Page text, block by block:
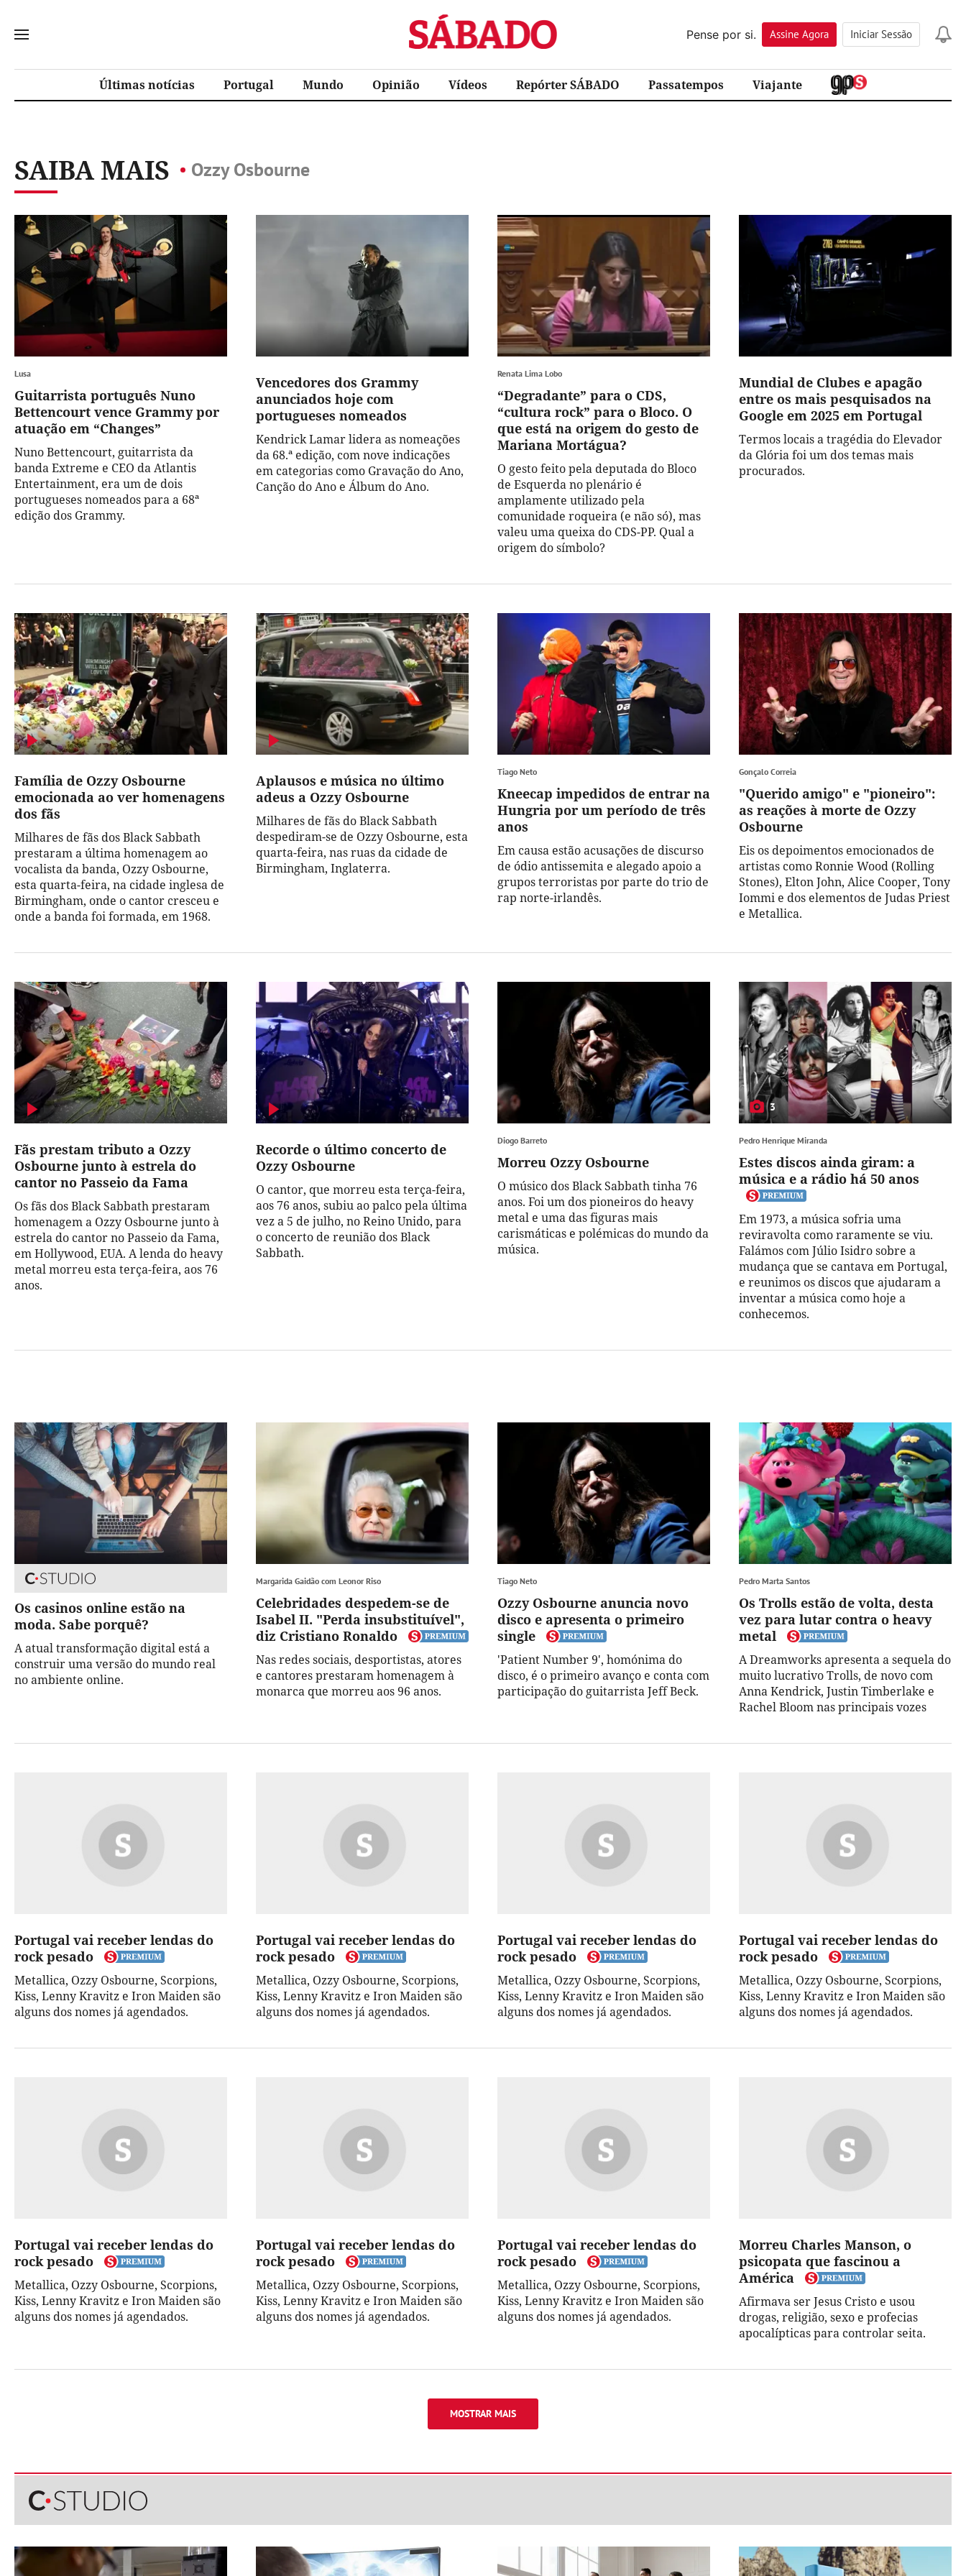
Sábado
Pense por si.
Assine Agora Iniciar Sessão
Últimas notícias Portugal Mundo Opinião Vídeos Repórter SÁBADO Passatempos Viajante
SAIBA MAIS Ozzy Osbourne
Lusa
Guitarrista português Nuno
Bettencourt vence Grammy por
atuação em “Changes”
Nuno Bettencourt, guitarrista da
banda Extreme e CEO da Atlantis
Entertainment, era um de dois
portugueses nomeados para a 68ª
edição dos Grammy.
Vencedores dos Grammy
anunciados hoje com
portugueses nomeados
Kendrick Lamar lidera as nomeações
da 68.ª edição, com nove indicações
em categorias como Gravação do Ano,
Canção do Ano e Álbum do Ano.
Renata Lima Lobo
“Degradante” para o CDS,
“cultura rock” para o Bloco. O
que está na origem do gesto de
Mariana Mortágua?
O gesto feito pela deputada do Bloco
de Esquerda no plenário é
amplamente utilizado pela
comunidade roqueira (e não só), mas
valeu uma queixa do CDS-PP. Qual a
origem do símbolo?
Mundial de Clubes e apagão
entre os mais pesquisados na
Google em 2025 em Portugal
Termos locais a tragédia do Elevador
da Glória foi um dos temas mais
procurados.
Família de Ozzy Osbourne
emocionada ao ver homenagens
dos fãs
Milhares de fãs dos Black Sabbath
prestaram a última homenagem ao
vocalista da banda, Ozzy Osbourne,
esta quarta-feira, na cidade inglesa de
Birmingham, onde o cantor cresceu e
onde a banda foi formada, em 1968.
Aplausos e música no último
adeus a Ozzy Osbourne
Milhares de fãs do Black Sabbath
despediram-se de Ozzy Osbourne, esta
quarta-feira, nas ruas da cidade de
Birmingham, Inglaterra.
Tiago Neto
Kneecap impedidos de entrar na
Hungria por um período de três
anos
Em causa estão acusações de discurso
de ódio antissemita e alegado apoio a
grupos terroristas por parte do trio de
rap norte-irlandês.
Gonçalo Correia
"Querido amigo" e "pioneiro":
as reações à morte de Ozzy
Osbourne
Eis os depoimentos emocionados de
artistas como Ronnie Wood (Rolling
Stones), Elton John, Alice Cooper, Tony
Iommi e dos elementos de Judas Priest
e Metallica.
Fãs prestam tributo a Ozzy
Osbourne junto à estrela do
cantor no Passeio da Fama
Os fãs dos Black Sabbath prestaram
homenagem a Ozzy Osbourne junto à
estrela do cantor no Passeio da Fama,
em Hollywood, EUA. A lenda do heavy
metal morreu esta terça-feira, aos 76
anos.
Recorde o último concerto de
Ozzy Osbourne
O cantor, que morreu esta terça-feira,
aos 76 anos, subiu ao palco pela última
vez a 5 de julho, no Reino Unido, para
o concerto de reunião dos Black
Sabbath.
Diogo Barreto
Morreu Ozzy Osbourne
O músico dos Black Sabbath tinha 76
anos. Foi um dos pioneiros do heavy
metal e uma das figuras mais
carismáticas e polémicas do mundo da
música.
3
Pedro Henrique Miranda
Estes discos ainda giram: a
música e a rádio há 50 anos
Em 1973, a música sofria uma
reviravolta como raramente se viu.
Falámos com Júlio Isidro sobre a
mudança que se cantava em Portugal,
e reunimos os discos que ajudaram a
inventar a música como hoje a
conhecemos.
Os casinos online estão na
moda. Sabe porquê?
A atual transformação digital está a
construir uma versão do mundo real
no ambiente online.
Margarida Gaidão com Leonor Riso
Celebridades despedem-se de
Isabel II. "Perda insubstituível",
diz Cristiano Ronaldo
Nas redes sociais, desportistas, atores
e cantores prestaram homenagem à
monarca que morreu aos 96 anos.
Tiago Neto
Ozzy Osbourne anuncia novo
disco e apresenta o primeiro
single
'Patient Number 9', homónima do
disco, é o primeiro avanço e conta com
participação do guitarrista Jeff Beck.
Pedro Marta Santos
Os Trolls estão de volta, desta
vez para lutar contra o heavy
metal
A Dreamworks apresenta a sequela do
muito lucrativo Trolls, de novo com
Anna Kendrick, Justin Timberlake e
Rachel Bloom nas principais vozes
Portugal vai receber lendas do
rock pesado
Metallica, Ozzy Osbourne, Scorpions,
Kiss, Lenny Kravitz e Iron Maiden são
alguns dos nomes já agendados.
Portugal vai receber lendas do
rock pesado
Metallica, Ozzy Osbourne, Scorpions,
Kiss, Lenny Kravitz e Iron Maiden são
alguns dos nomes já agendados.
Portugal vai receber lendas do
rock pesado
Metallica, Ozzy Osbourne, Scorpions,
Kiss, Lenny Kravitz e Iron Maiden são
alguns dos nomes já agendados.
Portugal vai receber lendas do
rock pesado
Metallica, Ozzy Osbourne, Scorpions,
Kiss, Lenny Kravitz e Iron Maiden são
alguns dos nomes já agendados.
Portugal vai receber lendas do
rock pesado
Metallica, Ozzy Osbourne, Scorpions,
Kiss, Lenny Kravitz e Iron Maiden são
alguns dos nomes já agendados.
Portugal vai receber lendas do
rock pesado
Metallica, Ozzy Osbourne, Scorpions,
Kiss, Lenny Kravitz e Iron Maiden são
alguns dos nomes já agendados.
Portugal vai receber lendas do
rock pesado
Metallica, Ozzy Osbourne, Scorpions,
Kiss, Lenny Kravitz e Iron Maiden são
alguns dos nomes já agendados.
Morreu Charles Manson, o
psicopata que fascinou a
América
Afirmava ser Jesus Cristo e usou
drogas, religião, sexo e profecias
apocalípticas para controlar seita.
MOSTRAR MAIS